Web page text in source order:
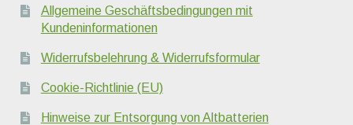
Allgemeine Geschäftsbedingungen mit
Kundeninformationen
Widerrufsbelehrung & Widerrufsformular
Cookie-Richtlinie (EU)
Hinweise zur Entsorgung von Altbatterien